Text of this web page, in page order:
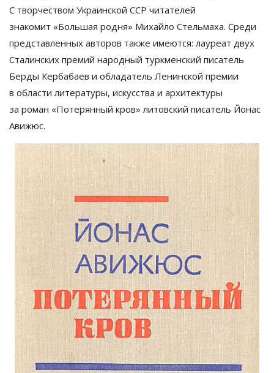
С творчеством Украинской ССР читателей
знакомит «Большая родня» Михайло Стельмаха. Среди
представленных авторов также имеются: лауреат двух
Сталинских премий народный туркменский писатель
Берды Кербабаев и обладатель Ленинской премии
в области литературы, искусства и архитектуры
за роман «Потерянный кров» литовский писатель Йонас
Авижюс.